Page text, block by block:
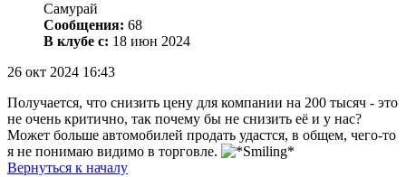
Самурай
Сообщения: 68
В клубе с: 18 июн 2024
26 окт 2024 16:43
Получается, что снизить цену для компании на 200 тысяч - это
не очень критично, так почему бы не снизить её и у нас?
Может больше автомобилей продать удастся, в общем, чего-то
я не понимаю видимо в торговле.
Вернуться к началу